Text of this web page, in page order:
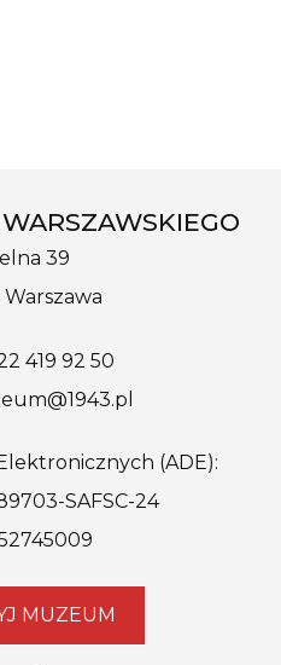
39
Warszawa
419 92 50
(ADE):
SAFSC-24
MUZEUM